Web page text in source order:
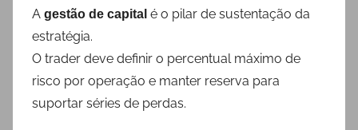
A gestão de capital é o pilar de sustentação da
estratégia.
O trader deve definir o percentual máximo de
risco por operação e manter reserva para
suportar séries de perdas.